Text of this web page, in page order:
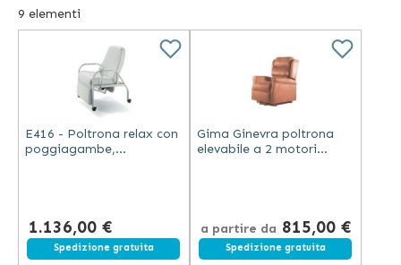
9 elementi
E416 - Poltrona relax con
poggiagambe,
1.136,00 €
Spedizione gratuita
Gima Ginevra poltrona
elevabile a 2 motori
a partire da 815,00 €
Spedizione gratuita